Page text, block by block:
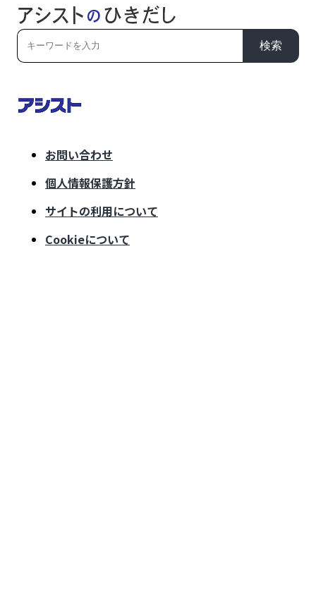
検索
お問い合わせ
個人情報保護方針
サイトの利用について
Cookieについて